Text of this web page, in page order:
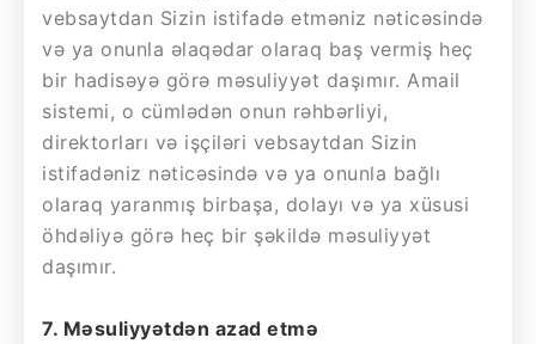
vebsaytdan Sizin istifadə etməniz nəticəsində
və ya onunla əlaqədar olaraq baş vermiş heç
bir hadisəyə görə məsuliyyət daşımır. Amail
sistemi, o cümlədən onun rəhbərliyi,
direktorları və işçiləri vebsaytdan Sizin
istifadəniz nəticəsində və ya onunla bağlı
olaraq yaranmış birbaşa, dolayı və ya xüsusi
öhdəliyə görə heç bir şəkildə məsuliyyət
daşımır.
7. Məsuliyyətdən azad etmə